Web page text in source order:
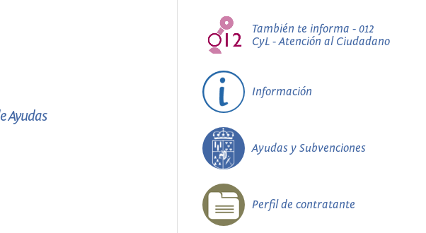
Ayudas
También te informa - 012
CyL - Atención al Ciudadano
Información
Ayudas y Subvenciones
Perfil de contratante